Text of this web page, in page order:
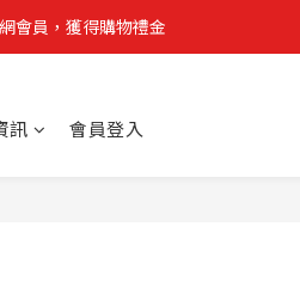
會員，獲得購物禮金
會員，獲得購物禮金
會員，獲得購物禮金
訊 會員登入